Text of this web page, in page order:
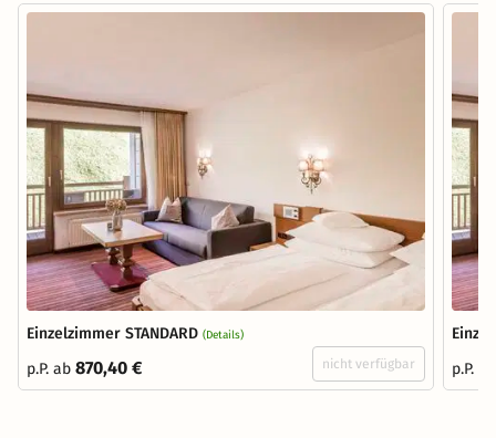
Einzelzimmer STANDARD (Details)
p.P. ab 870,40 € nicht verfügbar
p.P.